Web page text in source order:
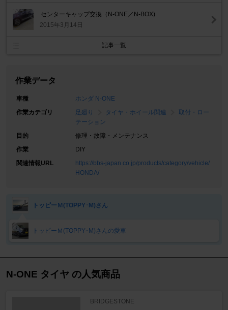
センターキャップ交換（N-ONE／N-BOX)
2015年3月14日
記事一覧
作業データ
車種
ホンダ N-ONE
作業カテゴリ
足廻り タイヤ・ホイール関連
取付・ロー
テーション
目的
修理・故障・メンテナンス
作業
DIY
関連情報URL
https://bbs-japan.co.jp/products/category/vehicle/
HONDA/
トッピーＭ(TOPPY･M)さん
トッピーＭ(TOPPY･M)さんの愛車
N-ONE タイヤ の人気商品
BRIDGESTONE